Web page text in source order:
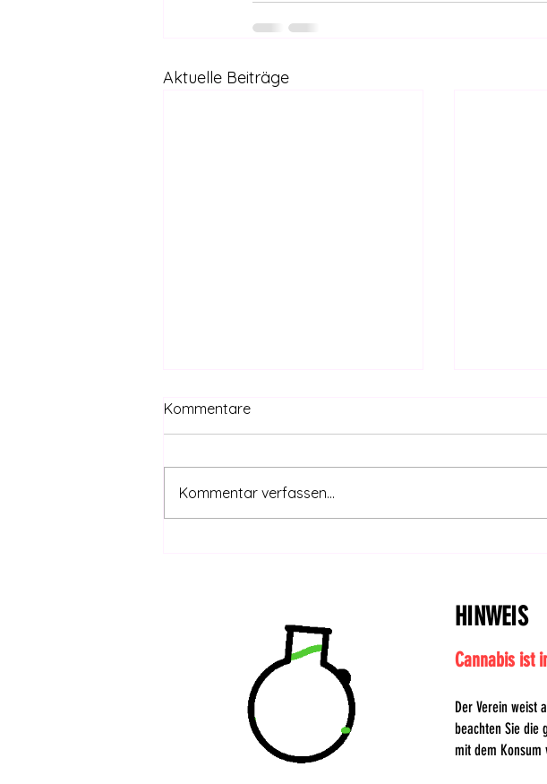
Aktuelle Beiträge
Kommentare
Kommentar verfassen...
HINWEIS
Cannabis ist
Der Verein weist
beachten Sie die
mit dem Konsum